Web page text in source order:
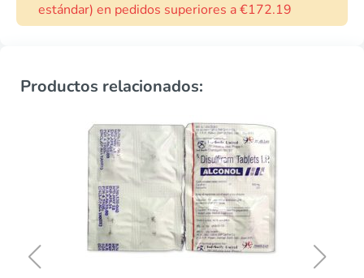
estándar) en pedidos superiores a €172.19
Productos relacionados: